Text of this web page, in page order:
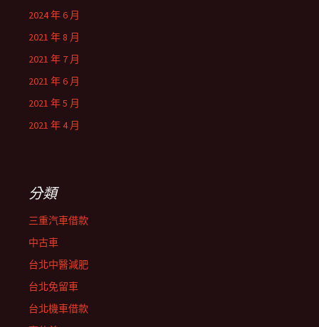
2024 年 6 月
2021 年 8 月
2021 年 7 月
2021 年 6 月
2021 年 5 月
2021 年 4 月
分類
三重汽車借款
中古車
台北中醫減肥
台北免留車
台北機車借款